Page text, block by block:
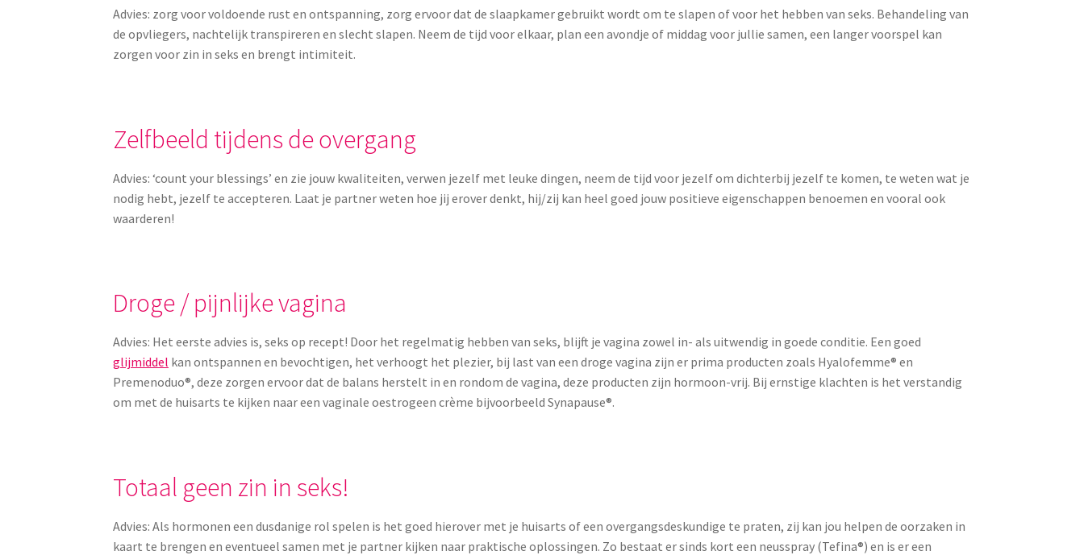
Advies: zorg voor voldoende rust en ontspanning, zorg ervoor dat de slaapkamer gebruikt wordt om te slapen of voor het hebben van seks. Behandeling van
de opvliegers, nachtelijk transpireren en slecht slapen. Neem de tijd voor elkaar, plan een avondje of middag voor jullie samen, een langer voorspel kan
zorgen voor zin in seks en brengt intimiteit.
Zelfbeeld tijdens de overgang
Advies: ‘count your blessings’ en zie jouw kwaliteiten, verwen jezelf met leuke dingen, neem de tijd voor jezelf om dichterbij jezelf te komen, te weten wat je
nodig hebt, jezelf te accepteren. Laat je partner weten hoe jij erover denkt, hij/zij kan heel goed jouw positieve eigenschappen benoemen en vooral ook
waarderen!
Droge / pijnlijke vagina
Advies: Het eerste advies is, seks op recept! Door het regelmatig hebben van seks, blijft je vagina zowel in- als uitwendig in goede conditie. Een goed
glijmiddel kan ontspannen en bevochtigen, het verhoogt het plezier, bij last van een droge vagina zijn er prima producten zoals Hyalofemme® en
Premenoduo®, deze zorgen ervoor dat de balans herstelt in en rondom de vagina, deze producten zijn hormoon-vrij. Bij ernstige klachten is het verstandig
om met de huisarts te kijken naar een vaginale oestrogeen crème bijvoorbeeld Synapause®.
Totaal geen zin in seks!
Advies: Als hormonen een dusdanige rol spelen is het goed hierover met je huisarts of een overgangsdeskundige te praten, zij kan jou helpen de oorzaken in
kaart te brengen en eventueel samen met je partner kijken naar praktische oplossingen. Zo bestaat er sinds kort een neusspray (Tefina®) en is er een